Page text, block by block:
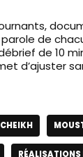
de
de 10
d’ajuster